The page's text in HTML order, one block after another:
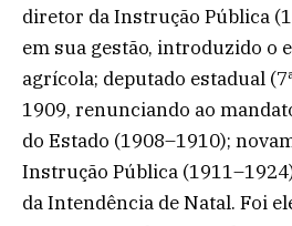
diretor da Instrução Pública
em sua gestão, introduzido o
agrícola; deputado estadual
1909, renunciando ao
do Estado (1908–1910);
Instrução Pública
da Intendência de Natal. Foi